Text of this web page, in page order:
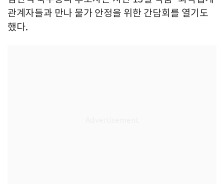
관계자들과 만나 물가 안정을 위한 간담회를 열기도
했다.